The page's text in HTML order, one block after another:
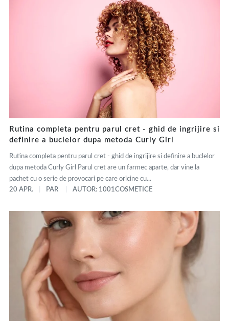
Rutina completa pentru parul cret - ghid de ingrijire si
definire a buclelor dupa metoda Curly Girl
Rutina completa pentru parul cret - ghid de ingrijire si definire a buclelor
dupa metoda Curly Girl Parul cret are un farmec aparte, dar vine la
pachet cu o serie de provocari pe care oricine cu...
20 APR.
PAR AUTOR: 1001COSMETICE